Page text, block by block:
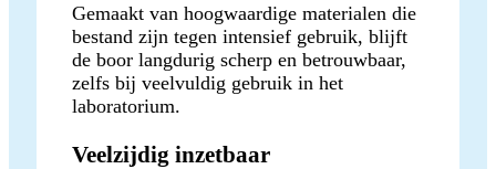
Gemaakt van hoogwaardige materialen die
bestand zijn tegen intensief gebruik, blijft
de boor langdurig scherp en betrouwbaar,
zelfs bij veelvuldig gebruik in het
laboratorium.
Veelzijdig inzetbaar